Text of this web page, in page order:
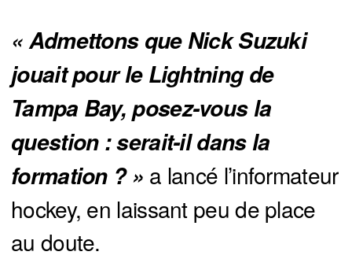
« Admettons que Nick Suzuki
jouait pour le Lightning de
Tampa Bay, posez-vous la
question : serait-il dans la
formation ? » a lancé l’informateur
hockey, en laissant peu de place
au doute.